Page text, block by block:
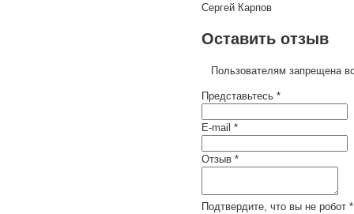
Сергей Карпов
Оставить отзыв
Пользователям запрещена
Представьтесь *
E-mail *
Отзыв *
Подтвердите, что вы не робот *